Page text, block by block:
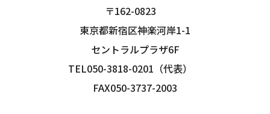
〒162-0823
東京都新宿区神楽河岸1-1
セントラルプラザ6F
TEL050-3818-0201（代表）
FAX050-3737-2003